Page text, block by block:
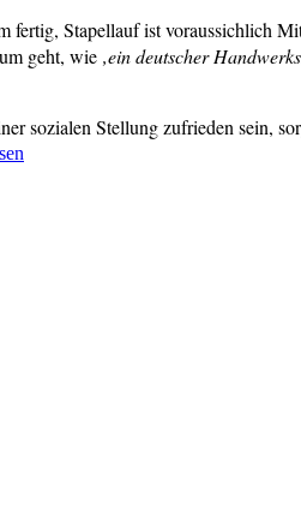
fertig, Stapellauf ist voraussichlich
geht, wie ‚ein deutscher
sozialen Stellung zufrieden sein,